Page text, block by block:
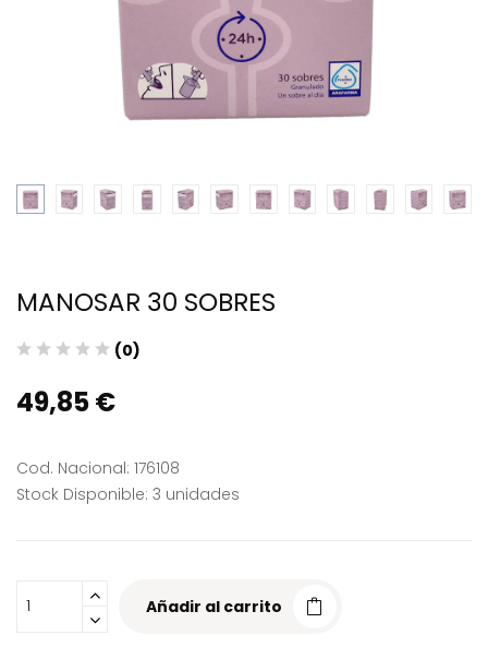
MANOSAR 30 SOBRES
(0)
49,85 €
Cod. Nacional: 176108
Stock Disponible: 3 unidades
Añadir al carrito